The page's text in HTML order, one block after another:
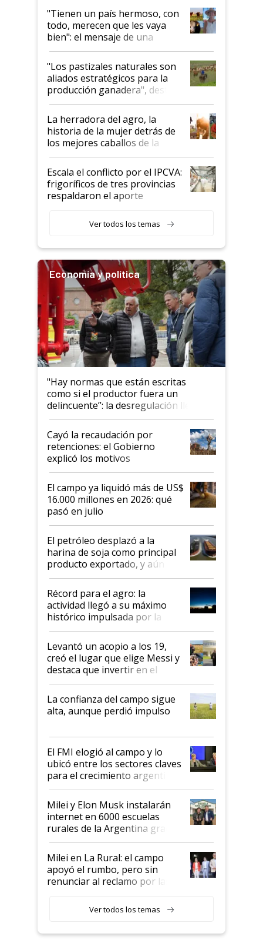
"Tienen un país hermoso, con
todo, merecen que les vaya
bien": el mensaje de una
ganadera uruguaya sobre las
oportunidades que se abren
para el agro en Argentina, con
foco en la carne
"Los pastizales naturales son
aliados estratégicos para la
producción ganadera", destaca
la iniciativa que ya reúne a 46
establecimientos en Argentina
La herradora del agro, la
historia de la mujer detrás de
los mejores caballos de la
Argentina y los mitos que
todavía hacen sufrir a estos
animales: "Mientras me
descalificaban, yo seguí
haciendo currículum"
Escala el conflicto por el IPCVA:
frigoríficos de tres provincias
respaldaron el aporte
Ver todos los temas
Economía y política
"Hay normas que están escritas
como si el productor fuera un
delincuente”: la desregulación llegó
al Congreso Aapresid y hasta se
habló del financiamiento al IPCVA
Cayó la recaudación por
retenciones: el Gobierno
explicó los motivos
El campo ya liquidó más de US$
16.000 millones en 2026: qué
pasó en julio
El petróleo desplazó a la
harina de soja como principal
producto exportado, y aún así
el agro aportó casi seis de cada
diez dólares y sostuvo el
liderazgo en un semestre
récord
Récord para el agro: la
actividad llegó a su máximo
histórico impulsada por la
cosecha y las exportaciones
Levantó un acopio a los 19,
creó el lugar que elige Messi y
destaca que invertir en el
kirchnerismo era como "darle
plata a un hijo para droga":
Juan Félix Rossetti, el libertario
que de una dura crisis salió
de Milei
La confianza del campo sigue
alta, aunque perdió impulso
El FMI elogió al campo y lo
ubicó entre los sectores claves
para el crecimiento argentino
Milei y Elon Musk instalarán
internet en 6000 escuelas
rurales de la Argentina gracias
a un acuerdo con Starlink
Milei en La Rural: el campo
apoyó el rumbo, pero sin
renunciar al reclamo por las
Ver todos los temas